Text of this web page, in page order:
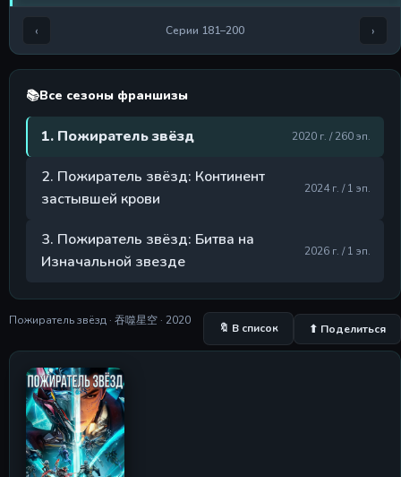
18 May 2026
Серия 198
Серия 198
Серия 199
Серия 200
18 May 2026
‹ Серии 181–200 ›
📚Все сезоны франшизы
1. Пожиратель звёзд 2020 г. / 260 эп.
2. Пожиратель звёзд: Континент
застывшей крови
2024 г. / 1 эп.
3. Пожиратель звёзд: Битва на
Изначальной звезде
2026 г. / 1 эп.
Пожиратель звёзд · 吞噬星空 · 2020
🔖 В список ⬆ Поделиться